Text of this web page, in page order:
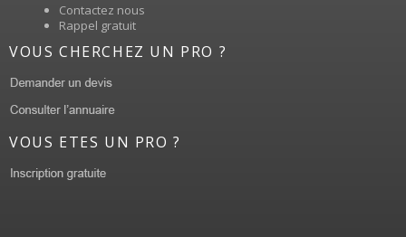
Contactez nous
Rappel gratuit
VOUS CHERCHEZ UN PRO ?
VOUS ETES UN PRO ?